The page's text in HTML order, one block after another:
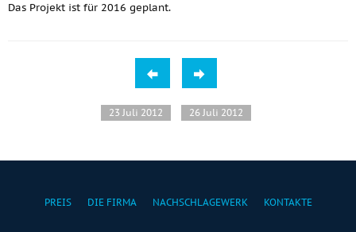
Das Projekt ist für 2016 geplant.
23 Juli 2012 26 Juli 2012
PREIS DIE FIRMA NACHSCHLAGEWERK KONTAKTE